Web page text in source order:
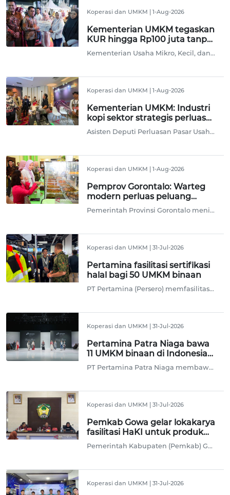
Koperasi dan UMKM |1-Aug-2026
Kementerian UMKM tegaskan
KUR hingga Rp100 juta tanpa
agunan tambahan
Kementerian Usaha Mikro, Kecil, dan Menengah (UMKM) menegaskan pengajuan Kredit Usaha Rakyat (KUR) dengan plafon hingga Rp100 juta tidak mensyaratkan agunan tambahan dalam bentuk apa pun.
Koperasi dan UMKM |1-Aug-2026
Kementerian UMKM: Industri
kopi sektor strategis perluas
akses UMKM
Asisten Deputi Perluasan Pasar Usaha Menengah Kementerian UMKM, Harun Adama Sume mengatakan industri kopi menjadi salah satu sektor strategis yang mampu menciptakan lapangan usaha sekaligus memperluas akses pasar bagi pelaku UMKM.
Koperasi dan UMKM |1-Aug-2026
Pemprov Gorontalo: Warteg
modern perluas peluang
pengembangan UMKM
Pemerintah Provinsi Gorontalo menilai model usaha Warteg Kharisma Bahari dapat menjadi contoh pengembangan usaha mikro, kecil, dan menengah (UMKM) yang mengedepankan keterjangkauan harga, peningkatan kualitas layanan, serta kolaborasi dengan pelaku usaha lokal.
Koperasi dan UMKM |31-Jul-2026
Pertamina fasilitasi sertifikasi
halal bagi 50 UMKM binaan
PT Pertamina (Persero) memfasilitasi sertifikasi halal bagi 50 usaha mikro, kecil dan menengah (UMKM) binaan dari berbagai sektor dalam rangka meningkatkan daya saing usaha dan memperluas akses pasar.
Koperasi dan UMKM |31-Jul-2026
Pertamina Patra Niaga bawa
11 UMKM binaan di Indonesia
Fashion Week
PT Pertamina Patra Niaga membawa 11 UMKM mitra binaan dari berbagai daerah di Indonesia untuk tampil dalam gelaran Indonesia Fashion Week (IFW) 2026, yang berlangsung pada 29 Juli-2 Agustus 2026 di Jakarta.
Koperasi dan UMKM |31-Jul-2026
Pemkab Gowa gelar lokakarya
fasilitasi HaKI untuk produk
lokal UMKM
Pemerintah Kabupaten (Pemkab) Gowa, Sulawesi Selatan (Sulsel), menggelar lokakarya Fasilitasi Hak atas Kekayaan Intelektual (HaKI) Kabupaten Gowa Tahun 2026, untuk melindungi produk lokal pelaku usaha mikro, kecil dan menengah (UMKM) sekaligus mempersiapkannya untuk naik kelas.
Koperasi dan UMKM |31-Jul-2026